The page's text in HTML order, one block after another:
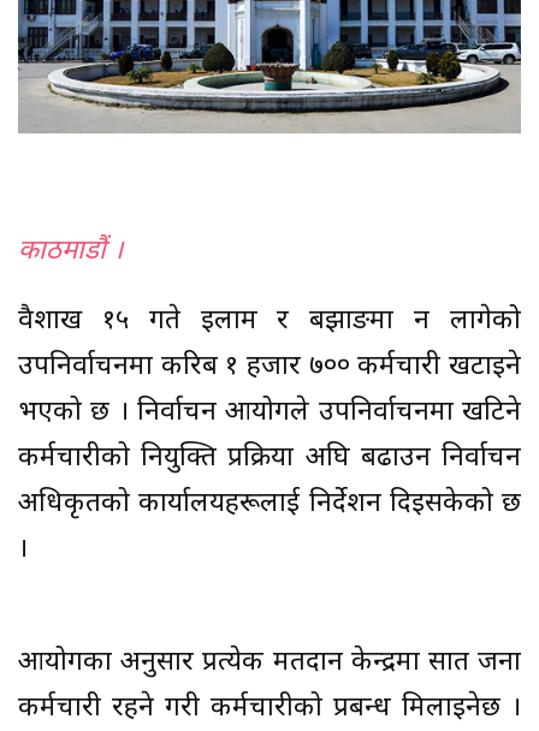
काठमाडौं ।
वैशाख १५ गते इलाम र बझाङमा हुन लागेको
उपनिर्वाचनमा करिब १ हजार ७०० कर्मचारी खटाइने
भएको छ । निर्वाचन आयोगले उपनिर्वाचनमा खटिने
कर्मचारीको नियुक्ति प्रक्रिया अघि बढाउन निर्वाचन
अधिकृतको कार्यालयहरूलाई निर्देशन दिइसकेको छ
।
आयोगका अनुसार प्रत्येक मतदान केन्द्रमा सात जना
कर्मचारी रहने गरी कर्मचारीको प्रबन्ध मिलाइनेछ ।